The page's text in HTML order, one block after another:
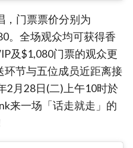
，门票票价分别为
。全场观众均可获得香
及$1,080门票的观众更
节与五位成员近距离接
2月28日(二)上午10时於
来一场「话走就走」的